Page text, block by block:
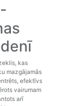
kas
mazgājamās
efektīvs
vairumam
arī